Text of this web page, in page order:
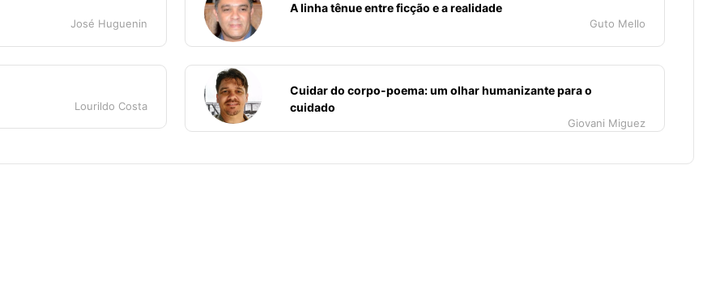
José Huguenin
A linha tênue entre ficção e a realidade
Guto Mello
Lourildo Costa
Cuidar do corpo-poema: um olhar humanizante para o
cuidado
Giovani Miguez